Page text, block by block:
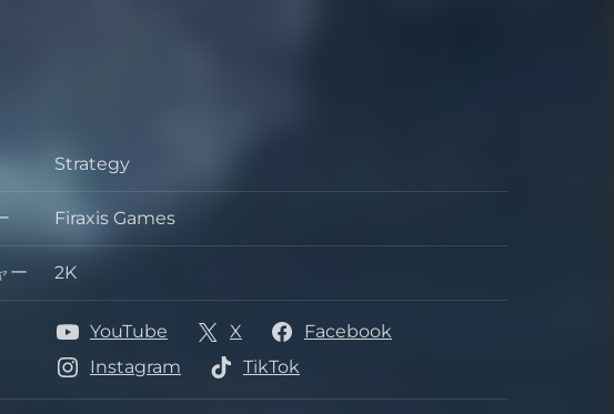
ジャンル
Strategy
デベロッパー
Firaxis Games
ー
パブリッシャー
2K
リンク
YouTube X
Facebook
Instagram
TikTok